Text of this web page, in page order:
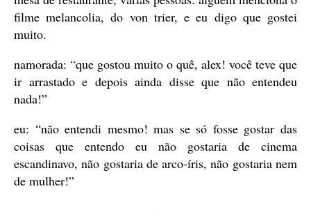
publicação
filme melancolia, do von trier, e eu digo que gostei
muito.
namorada: “que gostou muito o quê, alex! você teve que
ir arrastado e depois ainda disse que não entendeu
nada!”
eu: “não entendi mesmo! mas se só fosse gostar das
coisas que entendo eu não gostaria de cinema
escandinavo, não gostaria de arco-íris, não gostaria nem
de mulher!”